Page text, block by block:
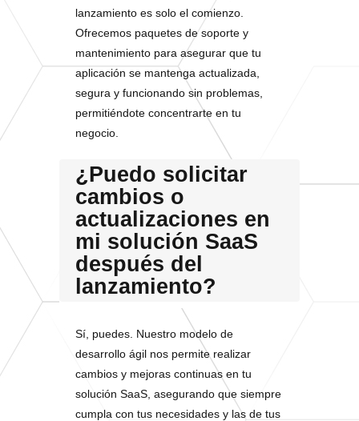
lanzamiento es solo el comienzo.
Ofrecemos paquetes de soporte y
mantenimiento para asegurar que tu
aplicación se mantenga actualizada,
segura y funcionando sin problemas,
permitiéndote concentrarte en tu
negocio.
¿Puedo solicitar
cambios o
actualizaciones en
mi solución SaaS
después del
lanzamiento?
Sí, puedes. Nuestro modelo de
desarrollo ágil nos permite realizar
cambios y mejoras continuas en tu
solución SaaS, asegurando que siempre
cumpla con tus necesidades y las de tus